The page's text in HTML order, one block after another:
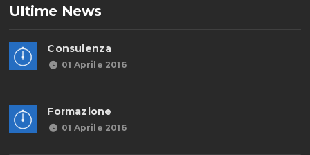
Ultime News
Consulenza
01 Aprile 2016
Formazione
01 Aprile 2016